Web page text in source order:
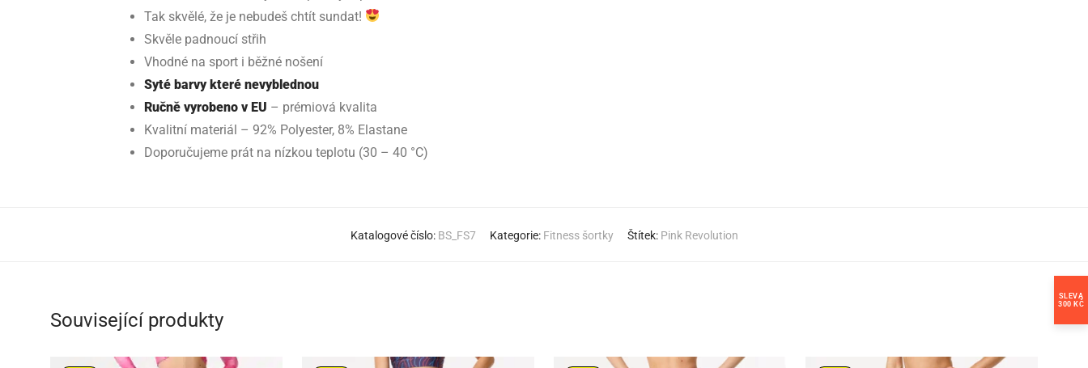
Tak skvělé, že je nebudeš chtít sundat!
Skvěle padnoucí střih
Vhodné na sport i běžné nošení
Syté barvy které nevyblednou
Ručně vyrobeno v EU – prémiová kvalita
Kvalitní materiál – 92% Polyester, 8% Elastane
Doporučujeme prát na nízkou teplotu (30 – 40 °C)
Katalogové číslo: BS_FS7 Kategorie: Fitness šortky Štítek: Pink Revolution
Související produkty
SLEVA
300 KČ